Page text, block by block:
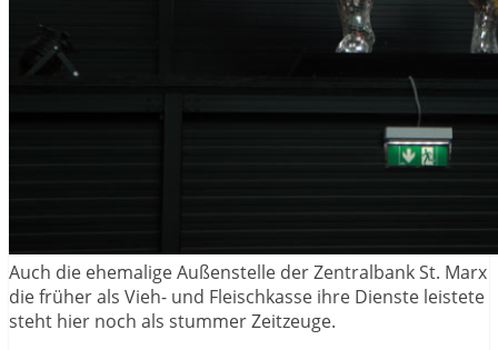
Auch die ehemalige Außenstelle der Zentralbank St. Marx
die früher als Vieh- und Fleischkasse ihre Dienste leistete
steht hier noch als stummer Zeitzeuge.